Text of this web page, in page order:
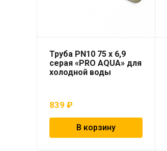
Труба PN10 75 x 6,9
серая «PRO AQUA» для
холодной воды
839 ₽
В корзину